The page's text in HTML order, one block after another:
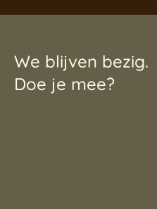
We blijven bezig.
Doe je mee?